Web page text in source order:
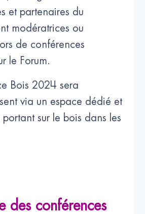
et partenaires du
modératrices ou
de conférences
le Forum.
Bois 2024 sera
via un espace dédié et
sur le bois dans les
des conférences